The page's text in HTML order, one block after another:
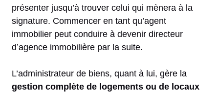
présenter jusqu’à trouver celui qui mènera à la
signature. Commencer en tant qu’agent
immobilier peut conduire à devenir directeur
d’agence immobilière par la suite.
L’administrateur de biens, quant à lui, gère la
gestion complète de logements ou de locaux